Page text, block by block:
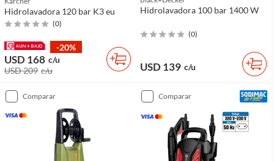
Hidrolavadora 120 bar K3 eu
(0)
-20%
USD 168 c/u
USD 209 c/u
Hidrolavadora 100 bar 1400 W
(0)
USD 139 c/u
comparar comparar